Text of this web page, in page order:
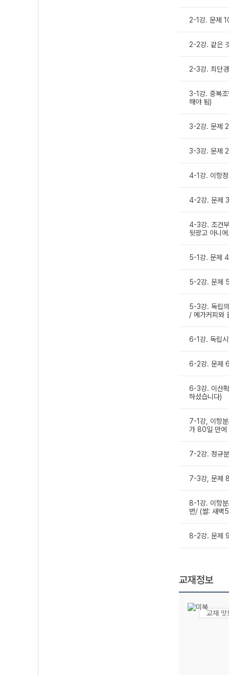
2-1강. 문제
2-2강. 같은
2-3강. 최단
3-1강. 중복
해야 됨)
3-2강. 문제
3-3강. 문제
4-1강. 이항
4-2강. 문제
4-3강. 조건
뒷광고 아니
5-1강. 문제
5-2강. 문제
5-3강. 독립
/ 메가커피와
6-1강. 독립
6-2강. 문제
6-3강. 이산
하셨습니다)
7-1강, 이항
가 80일 만에
7-2강. 정규
7-3강, 문제
8-1강. 이항
번/ (썰: 새벽
8-2강. 문제
교재정보
교재